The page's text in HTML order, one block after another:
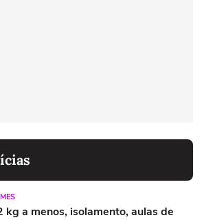
kg a menos, isolamento, aulas de